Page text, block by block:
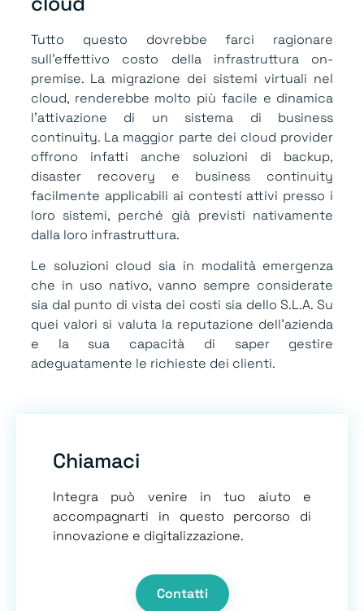
Tutto questo dovrebbe farci ragionare
sull’effettivo costo della infrastruttura on-
premise. La migrazione dei sistemi virtuali nel
cloud, renderebbe molto più facile e dinamica
l’attivazione di un sistema di business
continuity. La maggior parte dei cloud provider
offrono infatti anche soluzioni di backup,
disaster recovery e business continuity
facilmente applicabili ai contesti attivi presso i
loro sistemi, perché già previsti nativamente
dalla loro infrastruttura.
Le soluzioni cloud sia in modalità emergenza
che in uso nativo, vanno sempre considerate
sia dal punto di vista dei costi sia dello S.L.A. Su
quei valori si valuta la reputazione dell’azienda
e la sua capacità di saper gestire
adeguatamente le richieste dei clienti.
Chiamaci
Integra può venire in tuo aiuto e
accompagnarti in questo percorso di
innovazione e digitalizzazione.
Contatti